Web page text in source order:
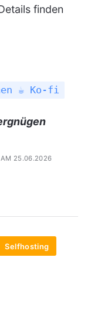
finden
☕ Ko-fi
AM 25.06.2026
Selfhosting